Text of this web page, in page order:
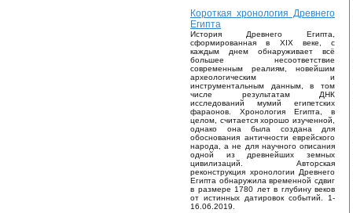
Короткая хронология Древнего
Египта
История Древнего Египта,
сформированная в XIX веке, с
каждым днем обнаруживает всё
большее несоответствие
современным реалиям, новейшим
археологическим и
инструментальным данным, в том
числе результатам ДНК
исследований мумий египетских
фараонов. Хронология Египта, в
целом, считается хорошо изученной,
однако она была создана для
обоснования античности еврейского
народа, а не для научного описания
одной из древнейших земных
цивилизаций. Авторская
реконструкция хронологии Древнего
Египта обнаружила временной сдвиг
в размере 1780 лет в глубину веков
от истинных датировок событий. 1-
16.06.2019.